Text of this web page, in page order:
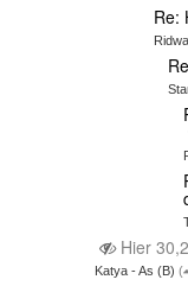
Re:
Hier
Katya - As (B) (